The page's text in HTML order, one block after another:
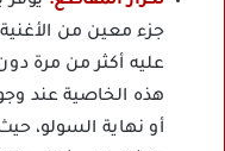
جزء معين من
عليه أكثر من مرة
هذه الخاصية عند
أو نهاية السولو،